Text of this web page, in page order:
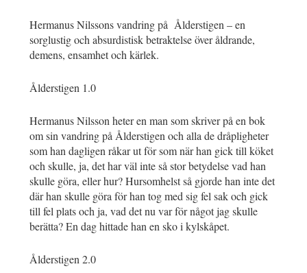
Hermanus Nilssons vandring på Ålderstigen – en
sorglustig och absurdistisk betraktelse över åldrande,
demens, ensamhet och kärlek.
Ålderstigen 1.0
Hermanus Nilsson heter en man som skriver på en bok
om sin vandring på Ålderstigen och alla de dråpligheter
som han dagligen råkar ut för som när han gick till köket
och skulle, ja, det har väl inte så stor betydelse vad han
skulle göra, eller hur? Hursomhelst så gjorde han inte det
där han skulle göra för han tog med sig fel sak och gick
till fel plats och ja, vad det nu var för något jag skulle
berätta? En dag hittade han en sko i kylskåpet.
Ålderstigen 2.0